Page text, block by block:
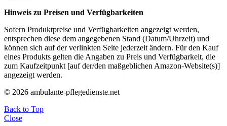
Hinweis zu Preisen und Verfügbarkeiten
Sofern Produktpreise und Verfügbarkeiten angezeigt werden,
entsprechen diese dem angegebenen Stand (Datum/Uhrzeit) und
können sich auf der verlinkten Seite jederzeit ändern. Für den Kauf
eines Produkts gelten die Angaben zu Preis und Verfügbarkeit, die
zum Kaufzeitpunkt [auf der/den maßgeblichen Amazon-Website(s)]
angezeigt werden.
© 2026 ambulante-pflegedienste.net
Back to Top
Close